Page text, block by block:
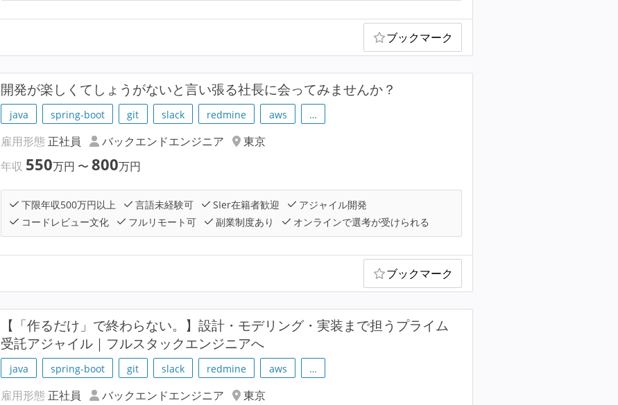
ブックマーク
開発が楽しくてしょうがないと言い張る社長に会ってみませんか？
java spring-boot git slack redmine aws …
雇用形態 正社員 バックエンドエンジニア
東京
年収 550万円 〜800万円
下限年収500万円以上 言語未経験可 SIer在籍者歓迎
アジャイル開発
コードレビュー文化
フルリモート可 副業制度あり オンラインで選考が受けられる
ブックマーク
【「作るだけ」で終わらない。】設計・モデリング・実装まで担うプライム
受託アジャイル｜フルスタックエンジニアへ
java spring-boot git slack redmine aws …
雇用形態 正社員 バックエンドエンジニア
東京